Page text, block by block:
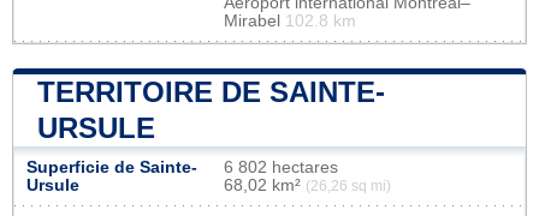
Mirabel 102.8 km
TERRITOIRE DE SAINTE-
URSULE
Superficie de Sainte-
Ursule
6 802 hectares
68,02 km² (26,26 sq mi)